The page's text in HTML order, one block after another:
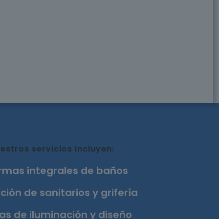
servicios incluyen:
integrales de baños
de sanitarios y grifería
de iluminación y diseño